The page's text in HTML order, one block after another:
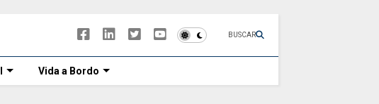
BUSCAR
Vida a Bordo